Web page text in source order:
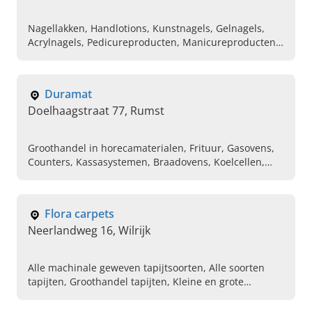
Nagellakken, Handlotions, Kunstnagels, Gelnagels,
Acrylnagels, Pedicureproducten, Manicureproducten,
Duramat
Doelhaagstraat 77, Rumst
Groothandel in horecamaterialen, Frituur, Gasovens,
Counters, Kassasystemen, Braadovens, Koelcellen,
Flora carpets
Neerlandweg 16, Wilrijk
Alle machinale geweven tapijtsoorten, Alle soorten
tapijten, Groothandel tapijten, Kleine en grote